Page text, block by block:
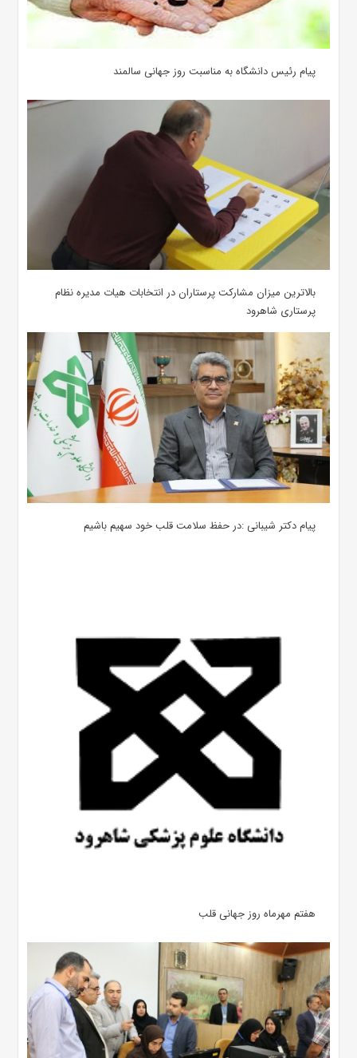
پیام رئیس دانشگاه به مناسبت روز جهانی سالمند
بالاترین میزان مشارکت پرستاران در انتخابات هیات مدیره نظام
پرستاری شاهرود
پیام دکتر شیبانی :در حفظ سلامت قلب خود سهیم باشیم
هفتم مهرماه روز جهانی قلب